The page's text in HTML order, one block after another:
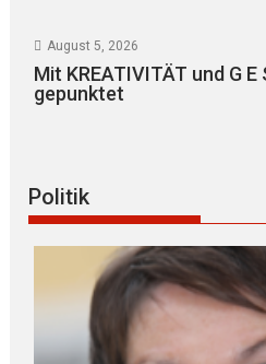
August 5, 2026
Mit KREATIVITÄT und G E
gepunktet
Politik